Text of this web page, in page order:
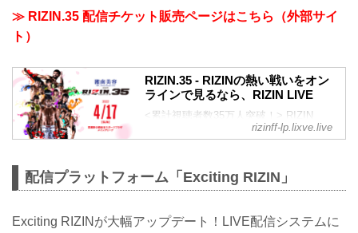
を生配信！ 高画質・高音質で現地の熱狂
をそのままにお届け！ 巻き戻し機能で見
す。
≫ RIZIN.35 配信チケット販売ページはこちら（外部サイ
ト）
RIZIN.35 - RIZINの熱い戦いをオン
ラインで見るなら、RIZIN LIVE
<累計視聴者数35万人突破！> RIZIN
LIVEでは、RIZIN.35を全試合を生配信！
ンを視聴できたり、チャット機能で当日
の盛り上がりを共有できます。
rizinff-lp.lixve.live
配信プラットフォーム「Exciting RIZIN」
Exciting RIZINが大幅アップデート！LIVE配信システムに